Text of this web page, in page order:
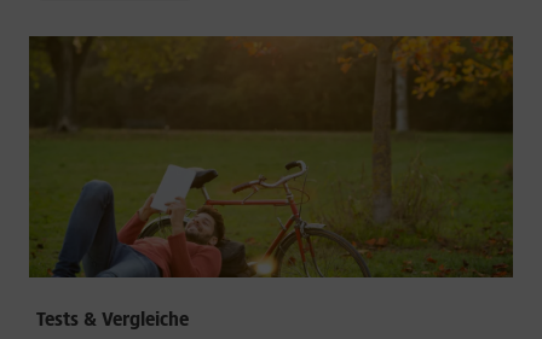
Tests & Vergleiche